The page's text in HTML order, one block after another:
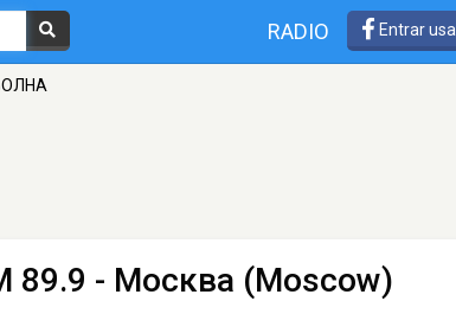
RADIO Entrar
89.9 - Москва (Moscow)